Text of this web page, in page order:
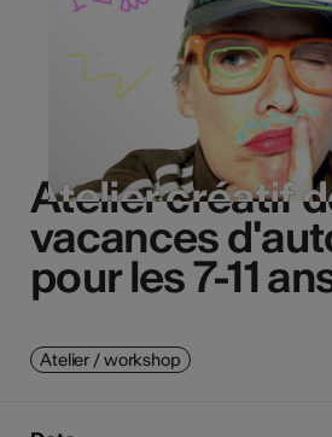
Atelier créatif
vacances
pour les 7-11
Atelier créatif
vacances
pour les 7-11
Atelier / workshop